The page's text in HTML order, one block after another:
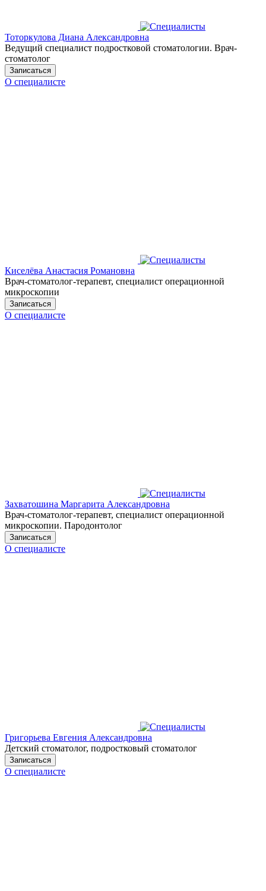
Тоторкулова Диана Александровна
Ведущий специалист подростковой стоматологии. Врач-
стоматолог
Записаться
О специалисте
Киселёва Анастасия Романовна
Врач-стоматолог-терапевт, специалист операционной
микроскопии
Записаться
О специалисте
Захватошина Маргарита Александровна
Врач-стоматолог-терапевт, специалист операционной
микроскопии. Пародонтолог
Записаться
О специалисте
Григорьева Евгения Александровна
Детский стоматолог, подростковый стоматолог
Записаться
О специалисте